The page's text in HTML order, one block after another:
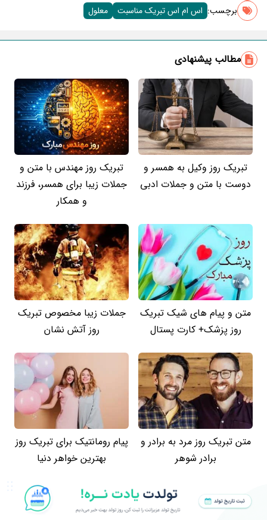
برچسب‌: اس ام اس تبریک مناسبت معلول
مطالب پیشنهادی
تبریک روز وکیل به همسر و
دوست با متن و جملات ادبی
تبریک روز مهندس با متن و
جملات زیبا برای همسر، فرزند
و همکار
متن و پیام های شیک تبریک
روز پزشک+ کارت پستال
جملات زیبا مخصوص تبریک
روز آتش نشان
متن تبریک روز مرد به برادر و
برادر شوهر
پیام رومانتیک برای تبریک روز
بهترین خواهر دنیا